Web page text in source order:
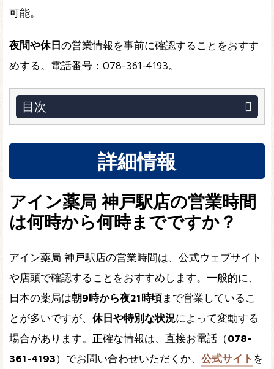
可能。
夜間や休日の営業情報を事前に確認することをおすす
めする。電話番号：078-361-4193。
目次
詳細情報
アイン薬局 神戸駅店の営業時間
は何時から何時までですか？
アイン薬局 神戸駅店の営業時間は、公式ウェブサイト
や店頭で確認することをおすすめします。一般的に、
日本の薬局は朝9時から夜21時頃まで営業しているこ
とが多いですが、 休日や特別な状況によって変動する
場合があります。正確な情報は、直接お電話（078-
361-4193）でお問い合わせいただくか、 公式サイト を